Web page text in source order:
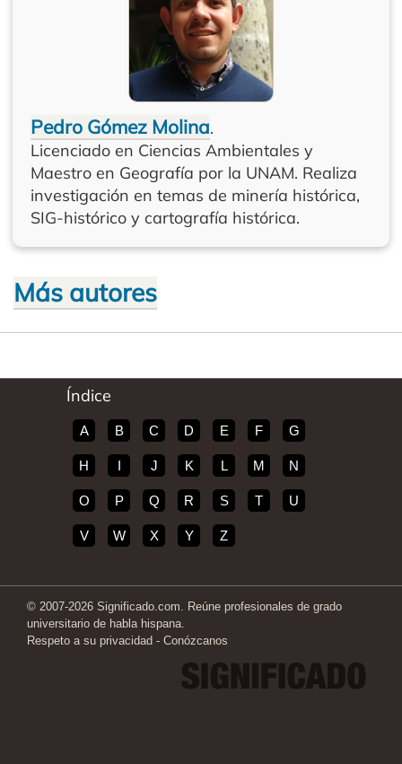
Pedro Gómez Molina.
Licenciado en Ciencias Ambientales y
Maestro en Geografía por la UNAM. Realiza
investigación en temas de minería histórica,
SIG-histórico y cartografía histórica.
Más autores
Índice
A B C D E F G
H I J K L M N
O P Q R S T U
V W X Y Z
© 2007-2026 Significado.com. Reúne profesionales de grado
universitario de habla hispana.
Respeto a su privacidad - Conózcanos